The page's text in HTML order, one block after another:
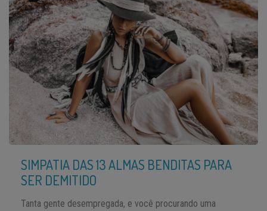
SIMPATIA DAS 13 ALMAS BENDITAS PARA
SER DEMITIDO
Tanta gente desempregada, e você procurando uma